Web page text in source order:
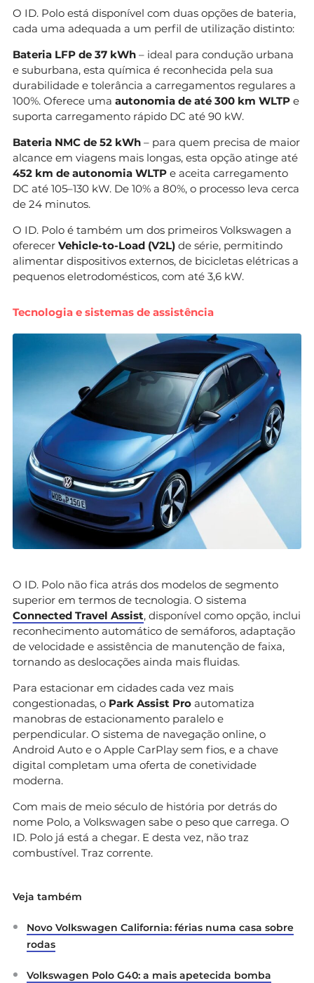
O ID. Polo está disponível com duas opções de bateria,
cada uma adequada a um perfil de utilização distinto:
Bateria LFP de 37 kWh – ideal para condução urbana
e suburbana, esta química é reconhecida pela sua
durabilidade e tolerância a carregamentos regulares a
100%. Oferece uma autonomia de até 300 km WLTP e
suporta carregamento rápido DC até 90 kW.
Bateria NMC de 52 kWh – para quem precisa de maior
alcance em viagens mais longas, esta opção atinge até
452 km de autonomia WLTP e aceita carregamento
DC até 105–130 kW. De 10% a 80%, o processo leva cerca
de 24 minutos.
O ID. Polo é também um dos primeiros Volkswagen a
oferecer Vehicle-to-Load (V2L) de série, permitindo
alimentar dispositivos externos, de bicicletas elétricas a
pequenos eletrodomésticos, com até 3,6 kW.
Tecnologia e sistemas de assistência
O ID. Polo não fica atrás dos modelos de segmento
superior em termos de tecnologia. O sistema
Connected Travel Assist, disponível como opção, inclui
reconhecimento automático de semáforos, adaptação
de velocidade e assistência de manutenção de faixa,
tornando as deslocações ainda mais fluidas.
Para estacionar em cidades cada vez mais
congestionadas, o Park Assist Pro automatiza
manobras de estacionamento paralelo e
perpendicular. O sistema de navegação online, o
Android Auto e o Apple CarPlay sem fios, e a chave
digital completam uma oferta de conetividade
moderna.
Com mais de meio século de história por detrás do
nome Polo, a Volkswagen sabe o peso que carrega. O
ID. Polo já está a chegar. E desta vez, não traz
combustível. Traz corrente.
Veja também
Novo Volkswagen California: férias numa casa sobre
rodas
Volkswagen Polo G40: a mais apetecida bomba